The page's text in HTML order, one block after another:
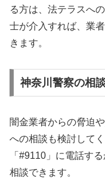
る方は、法テラスへ
士が介入すれば、業
きます。
神奈川警察の相
闇金業者からの脅迫
への相談も検討して
「#9110」に電話す
相談できます。